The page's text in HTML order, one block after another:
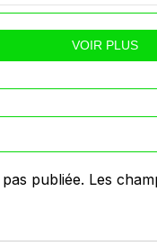
VOIR PLUS
publiée. Les